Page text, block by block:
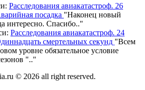
Расследования авиакатастроф. 26
посадка "Наконец новый
интересно. Спасибо.."
Расследования авиакатастроф. 24
смертельных секунд "Всем
уровне обязательное условие
".."
© 2026 all right reserved.